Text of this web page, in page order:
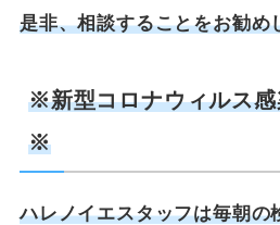
是非、相談することをお勧め
※新型コロナウィルス
※
ハレノイエスタッフは毎朝の